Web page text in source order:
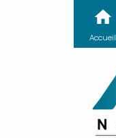
Accueil